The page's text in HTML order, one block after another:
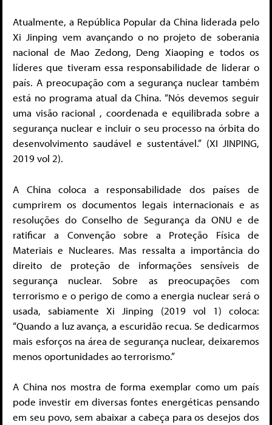
Atualmente, a República Popular da China liderada pelo
Xi Jinping vem avançando o no projeto de soberania
nacional de Mao Zedong, Deng Xiaoping e todos os
líderes que tiveram essa responsabilidade de liderar o
país. A preocupação com a segurança nuclear também
está no programa atual da China. “Nós devemos seguir
uma visão racional , coordenada e equilibrada sobre a
segurança nuclear e incluir o seu processo na órbita do
desenvolvimento saudável e sustentável.” (XI JINPING,
2019 vol 2).
A China coloca a responsabilidade dos países de
cumprirem os documentos legais internacionais e as
resoluções do Conselho de Segurança da ONU e de
ratificar a Convenção sobre a Proteção Física de
Materiais e Nucleares. Mas ressalta a importância do
direito de proteção de informações sensíveis de
segurança nuclear. Sobre as preocupações com
terrorismo e o perigo de como a energia nuclear será o
usada, sabiamente Xi Jinping (2019 vol 1) coloca:
“Quando a luz avança, a escuridão recua. Se dedicarmos
mais esforços na área de segurança nuclear, deixaremos
menos oportunidades ao terrorismo.”
A China nos mostra de forma exemplar como um país
pode investir em diversas fontes energéticas pensando
em seu povo, sem abaixar a cabeça para os desejos dos